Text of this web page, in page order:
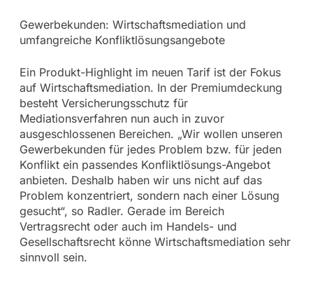
Gewerbekunden: Wirtschaftsmediation und
umfangreiche Konfliktlösungsangebote
Ein Produkt-Highlight im neuen Tarif ist der Fokus
auf Wirtschaftsmediation. In der Premiumdeckung
besteht Versicherungsschutz für
Mediationsverfahren nun auch in zuvor
ausgeschlossenen Bereichen. „Wir wollen unseren
Gewerbekunden für jedes Problem bzw. für jeden
Konflikt ein passendes Konfliktlösungs-Angebot
anbieten. Deshalb haben wir uns nicht auf das
Problem konzentriert, sondern nach einer Lösung
gesucht“, so Radler. Gerade im Bereich
Vertragsrecht oder auch im Handels- und
Gesellschaftsrecht könne Wirtschaftsmediation sehr
sinnvoll sein.